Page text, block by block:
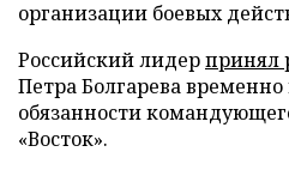
организации боевых
Российский лидерпринял
Петра Болгарева
обязанности
«Восток».